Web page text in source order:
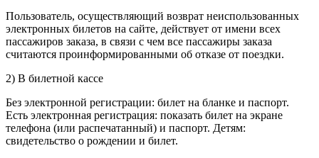
Пользователь, осуществляющий возврат неиспользованных
электронных билетов на сайте, действует от имени всех
пассажиров заказа, в связи с чем все пассажиры заказа
считаются проинформированными об отказе от поездки.
2) В билетной кассе
Без электронной регистрации: билет на бланке и паспорт.
Есть электронная регистрация: показать билет на экране
телефона (или распечатанный) и паспорт. Детям:
свидетельство о рождении и билет.